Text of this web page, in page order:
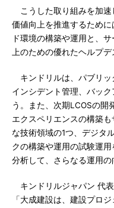
こうした取り組みを加速
価値向上を推進するため
ド環境の構築や運用と、
上のための優れたヘルプ
キンドリルは、パブリッ
インシデント管理、バッ
う。また、次期LCOSの開
エクスペリエンスの構築
な技術領域の1つ、デジタ
クの構築や運用の試験運
分析して、さらなる運用の
キンドリルジャパン 代表
「大成建設は、建設プロ